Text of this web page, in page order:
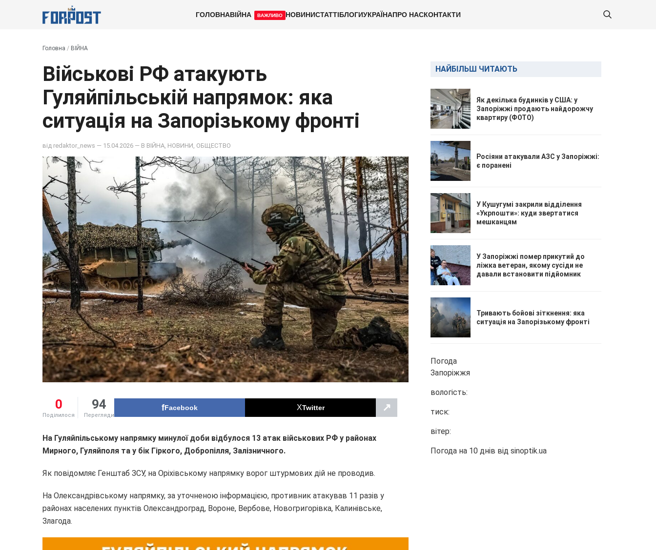
ГОЛОВНАВІЙНА ВАЖЛИВО НОВИНИСТАТТІБЛОГИУКРАЇНАПРО НАСКОНТАКТИ
Головна / ВІЙНА
Військові РФ атакують
Гуляйпільській напрямок: яка
ситуація на Запорізькому фронті
від redaktor_news — 15.04.2026 — В ВІЙНА НОВИНИ ОБЩЕСТВО
0
Поділилося
94
Перегляди
Facebook Twitter ↗
На Гуляйпільському напрямку минулої доби відбулося 13 атак військових РФ у районах
Мирного, Гуляйполя та у бік Гіркого, Добропілля, Залізничного.
Як повідомляє Генштаб ЗСУ, на Оріхівському напрямку ворог штурмових дій не проводив.
На Олександрівському напрямку, за уточненою інформацією, противник атакував 11 разів у
районах населених пунктів Олександроград, Вороне, Вербове, Новогригорівка, Калинівське,
Злагода.
НАЙБІЛЬШ ЧИТАЮТЬ
Як декілька будинків у США: у
Запоріжжі продають найдорожчу
квартиру (ФОТО)
Росіяни атакували АЗС у Запоріжжі:
є поранені
У Кушугумі закрили відділення
«Укрпошти»: куди звертатися
мешканцям
У Запоріжжі помер прикутий до
ліжка ветеран, якому сусіди не
давали встановити підйомник
Тривають бойові зіткнення: яка
ситуація на Запорізькому фронті
Погода
Запоріжжя
вологість:
тиск:
вітер:
Погода на 10 днів від sinoptik.ua